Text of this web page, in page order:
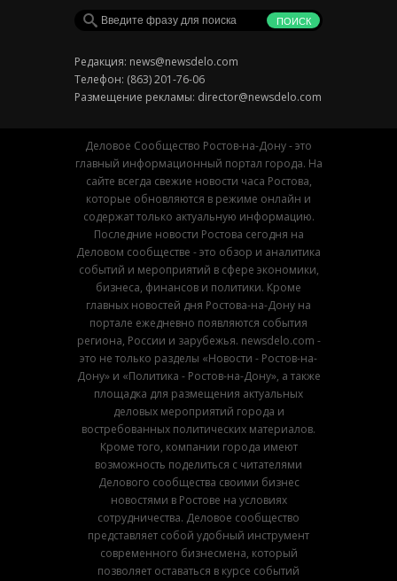
Редакция: news@newsdelo.com
Телефон: (863) 201-76-06
Размещение рекламы: director@newsdelo.com
Деловое Сообщество Ростов-на-Дону - это
главный информационный портал города. На
сайте всегда свежие новости часа Ростова,
которые обновляются в режиме онлайн и
содержат только актуальную информацию.
Последние новости Ростова сегодня на
Деловом сообществе - это обзор и аналитика
событий и мероприятий в сфере экономики,
бизнеса, финансов и политики. Кроме
главных новостей дня Ростова-на-Дону на
портале ежедневно появляются события
региона, России и зарубежья. newsdelo.com -
это не только разделы «Новости - Ростов-на-
Дону» и «Политика - Ростов-на-Дону», а также
площадка для размещения актуальных
деловых мероприятий города и
востребованных политических материалов.
Кроме того, компании города имеют
возможность поделиться с читателями
Делового сообщества своими бизнес
новостями в Ростове на условиях
сотрудничества. Деловое сообщество
представляет собой удобный инструмент
современного бизнесмена, который
позволяет оставаться в курсе событий